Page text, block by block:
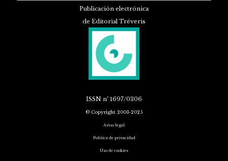
Publicación electrónica
de Editorial Tréveris
ISSN nº 1697/0306
© Copyright 2003-2025
Aviso legal
Política de privacidad
Uso de cookies